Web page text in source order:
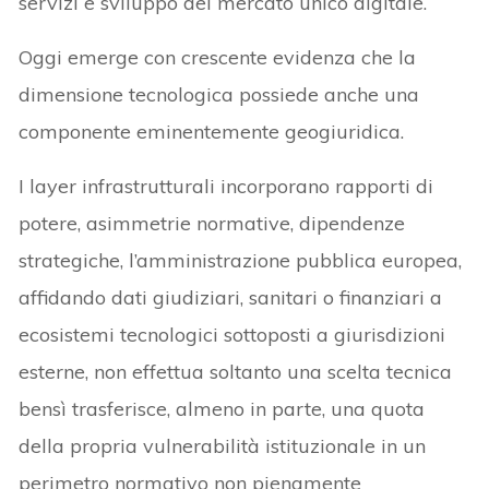
Oggi emerge con crescente evidenza che la
dimensione tecnologica possiede anche una
componente eminentemente geogiuridica.
I layer infrastrutturali incorporano rapporti di
potere, asimmetrie normative, dipendenze
strategiche, l’amministrazione pubblica europea,
affidando dati giudiziari, sanitari o finanziari a
ecosistemi tecnologici sottoposti a giurisdizioni
esterne, non effettua soltanto una scelta tecnica
bensì trasferisce, almeno in parte, una quota
della propria vulnerabilità istituzionale in un
perimetro normativo non pienamente